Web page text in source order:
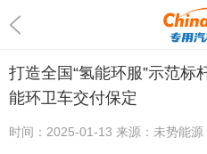
打造全国“氢能环服”示范
能环卫车交付保定
时间： 2025-01-13 来源： 未势能源